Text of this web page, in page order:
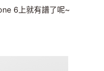
6上就有譜了呢~